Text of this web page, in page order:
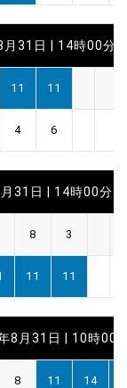
月31日 | 14時00分
11 11
4 6
31日 | 14時00分
8 3
11 11
8月31日 | 10時00
8 11 14